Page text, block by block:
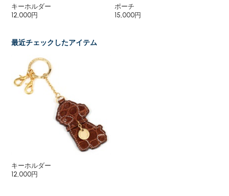
キーホルダー
12,000円
ポーチ
15,000円
最近チェックしたアイテム
キーホルダー
12,000円